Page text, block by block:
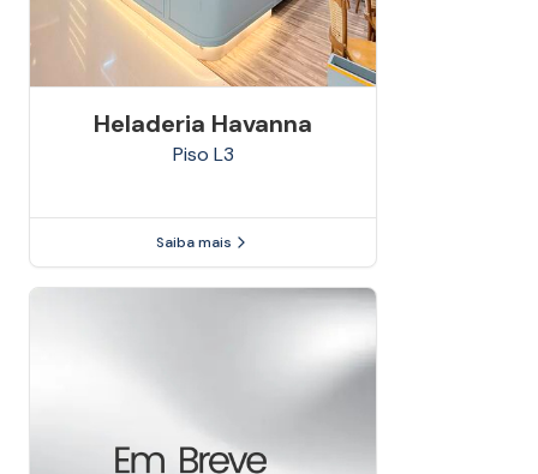
Heladeria Havanna
Piso L3
Saiba mais